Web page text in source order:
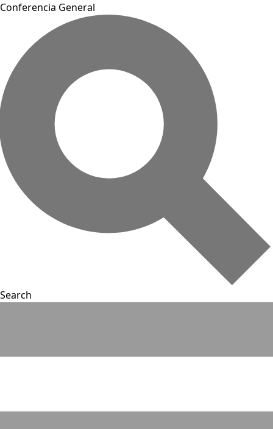
Conferencia General
Search